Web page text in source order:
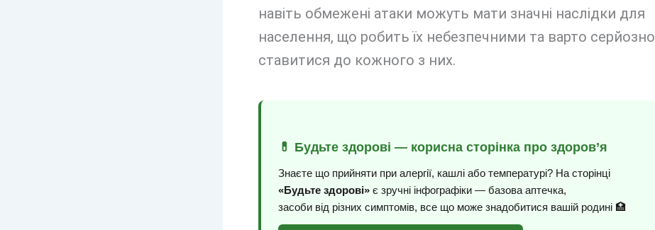
навіть обмежені атаки можуть мати значні наслідки для
населення, що робить їх небезпечними та варто серйозно
ставитися до кожного з них.
💊 Будьте здорові — корисна сторінка про здоров’я
Знаєте що прийняти при алергії, кашлі або температурі? На сторінці
«Будьте здорові»є зручні інфографіки — базова аптечка,
засоби від різних симптомів, все що може знадобитися вашій родині 🏥